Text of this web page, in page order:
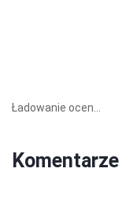
Ładowanie ocen...
Komentarze